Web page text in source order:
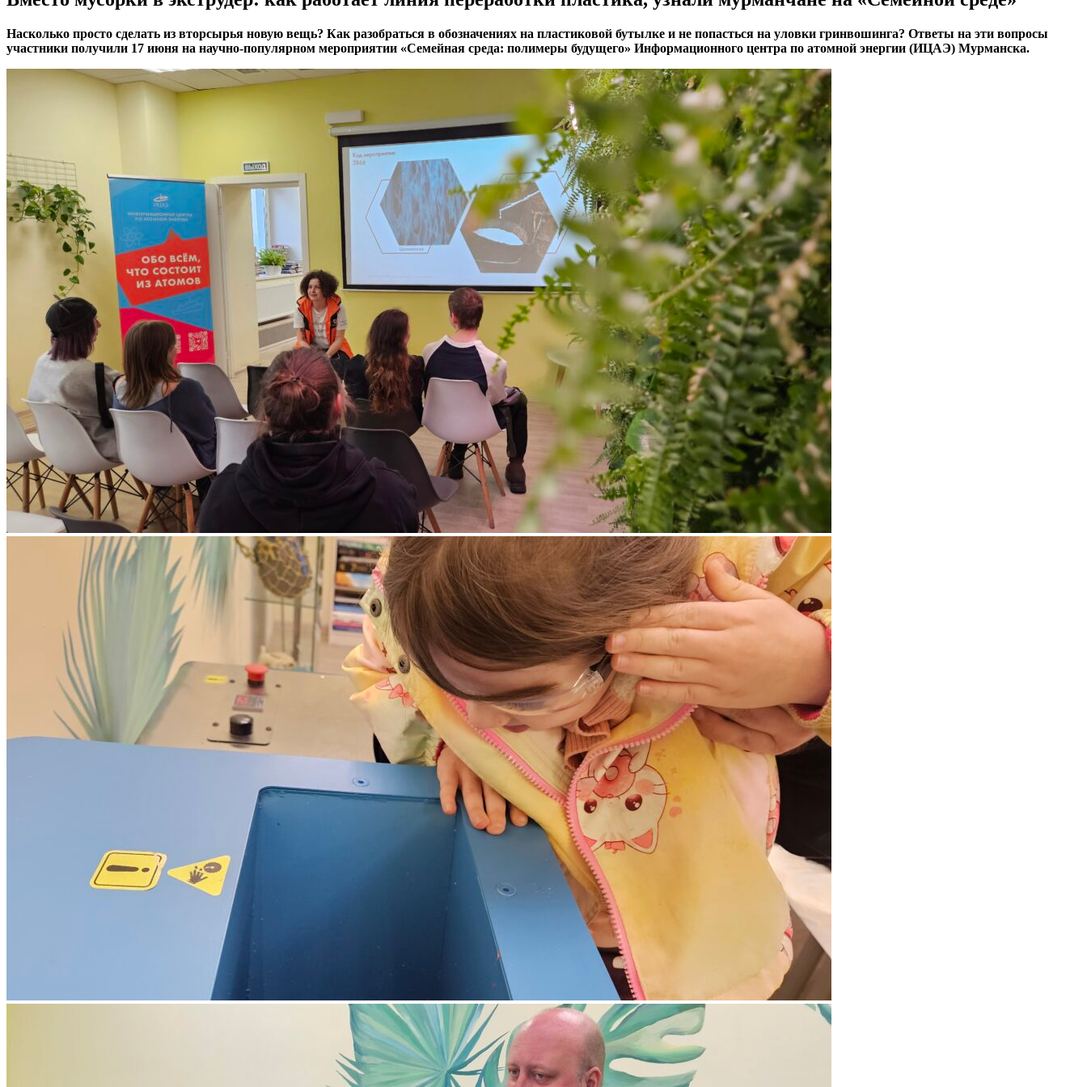
Насколько просто сделать из вторсырья новую вещь? Как разобраться в обозначениях на пластиковой бутылке и не попасться на уловки гринвошинга? Ответы на эти вопросы
участники получили 17 июня на научно-популярном мероприятии «Семейная среда: полимеры будущего» Информационного центра по атомной энергии (ИЦАЭ) Мурманска.